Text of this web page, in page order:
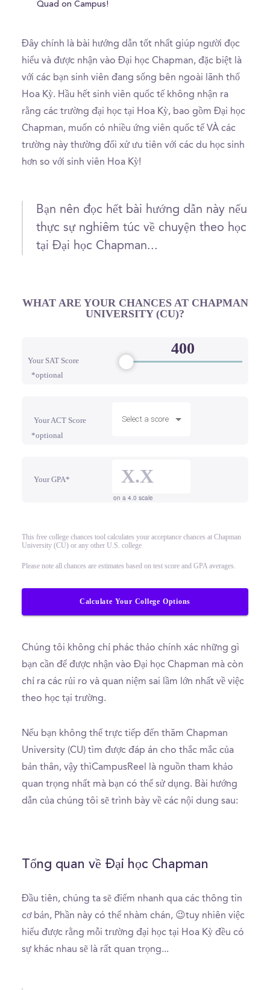
Quad on Campus!
Đây chính là bài hướng dẫn tốt nhất giúp người đọc
hiểu và được nhận vào Đại học Chapman, đặc biệt là
với các bạn sinh viên đang sống bên ngoài lãnh thổ
Hoa Kỳ. Hầu hết sinh viên quốc tế không nhận ra
rằng các trường đại học tại Hoa Kỳ, bao gồm Đại học
Chapman, muốn có nhiều ứng viên quốc tế VÀ các
trường này thường đối xử ưu tiên với các du học sinh
hơn so với sinh viên Hoa Kỳ!
Bạn nên đọc hết bài hướng dẫn này nếu
thực sự nghiêm túc về chuyện theo học
tại Đại học Chapman...
WHAT ARE YOUR CHANCES AT CHAPMAN
UNIVERSITY (CU)?
Your SAT Score
*optional
Your ACT Score
*optional
Select a score
Your GPA*
on a 4.0 scale
This free college chances tool calculates your acceptance chances at Chapman
University (CU) or any other U.S. college
Please note all chances are estimates based on test score and GPA averages.
Calculate Your College Options
Chúng tôi không chỉ phác thảo chính xác những gì
bạn cần để được nhận vào Đại học Chapman mà còn
chỉ ra các rủi ro và quan niệm sai lầm lớn nhất về việc
theo học tại trường.
Nếu bạn không thể trực tiếp đến thăm Chapman
University (CU) tìm được đáp án cho thắc mắc của
bản thân, vậy thìCampusReel là nguồn tham khảo
quan trọng nhất mà bạn có thể sử dụng. Bài hướng
dẫn của chúng tôi sẽ trình bày về các nội dung sau:
Tổng quan về Đại học Chapman
Đầu tiên, chúng ta sẽ điểm nhanh qua các thông tin
cơ bản, Phần này có thể nhàm chán, 😉tuy nhiên việc
hiểu được rằng mỗi trường đại học tại Hoa Kỳ đều có
sự khác nhau sẽ là rất quan trọng...